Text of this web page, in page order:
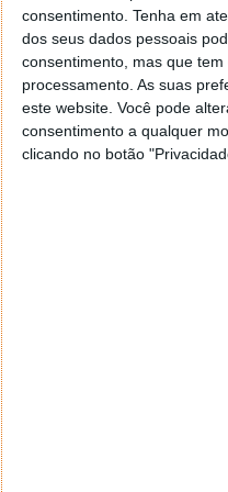
consentimento. Tenha em
dos seus dados pessoais
consentimento, mas que
processamento. As suas
este website. Você pode
consentimento a qualquer
clicando no botão
pretendemos para, a
sugestões como, por
Compre, por exemplo,
versão 10 até à 11 Pro
outros preços de
Conheça das